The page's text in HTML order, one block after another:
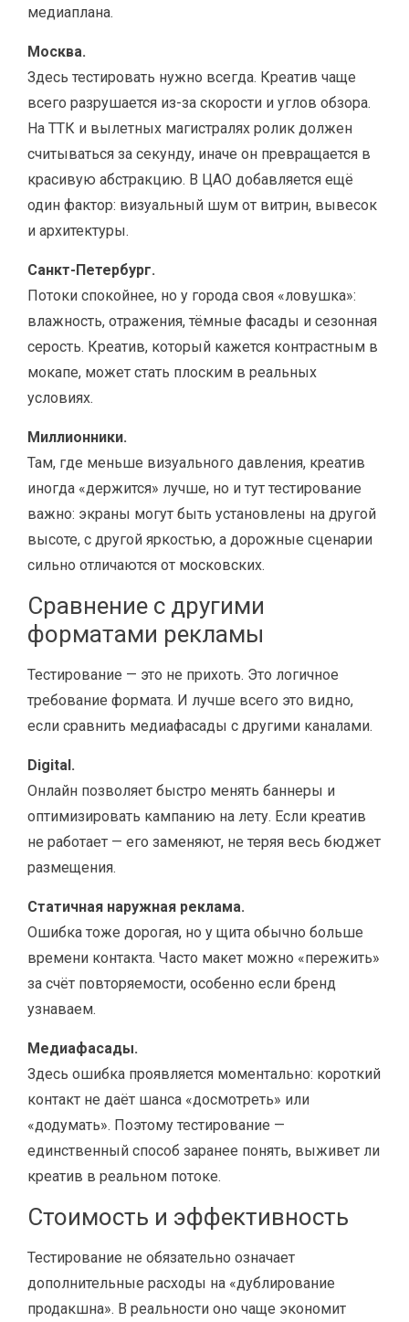
медиаплана.
Москва.
Здесь тестировать нужно всегда. Креатив чаще
всего разрушается из-за скорости и углов обзора.
На ТТК и вылетных магистралях ролик должен
считываться за секунду, иначе он превращается в
красивую абстракцию. В ЦАО добавляется ещё
один фактор: визуальный шум от витрин, вывесок
и архитектуры.
Санкт-Петербург.
Потоки спокойнее, но у города своя «ловушка»:
влажность, отражения, тёмные фасады и сезонная
серость. Креатив, который кажется контрастным в
мокапе, может стать плоским в реальных
условиях.
Миллионники.
Там, где меньше визуального давления, креатив
иногда «держится» лучше, но и тут тестирование
важно: экраны могут быть установлены на другой
высоте, с другой яркостью, а дорожные сценарии
сильно отличаются от московских.
Сравнение с другими
форматами рекламы
Тестирование — это не прихоть. Это логичное
требование формата. И лучше всего это видно,
если сравнить медиафасады с другими каналами.
Digital.
Онлайн позволяет быстро менять баннеры и
оптимизировать кампанию на лету. Если креатив
не работает — его заменяют, не теряя весь бюджет
размещения.
Статичная наружная реклама.
Ошибка тоже дорогая, но у щита обычно больше
времени контакта. Часто макет можно «пережить»
за счёт повторяемости, особенно если бренд
узнаваем.
Медиафасады.
Здесь ошибка проявляется моментально: короткий
контакт не даёт шанса «досмотреть» или
«додумать». Поэтому тестирование —
единственный способ заранее понять, выживет ли
креатив в реальном потоке.
Стоимость и эффективность
Тестирование не обязательно означает
дополнительные расходы на «дублирование
продакшна». В реальности оно чаще экономит